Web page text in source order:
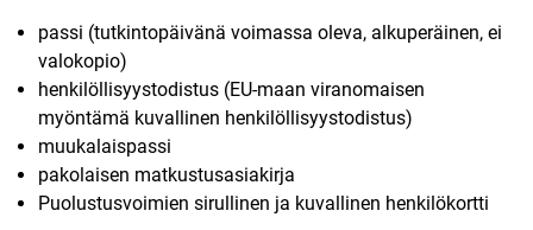
passi (tutkintopäivänä voimassa oleva, alkuperäinen, ei
valokopio)
henkilöllisyystodistus (EU-maan viranomaisen
myöntämä kuvallinen henkilöllisyystodistus)
muukalaispassi
pakolaisen matkustusasiakirja
Puolustusvoimien sirullinen ja kuvallinen henkilökortti